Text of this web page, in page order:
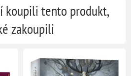
koupili tento produkt,
zakoupili